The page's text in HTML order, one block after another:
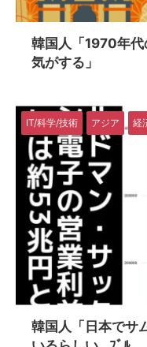
韓国人「1970年
気がする」
IT/科学/技術 アジア 経
韓国人「日本でサ